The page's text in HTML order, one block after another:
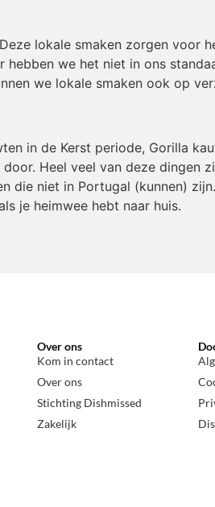
lokale smaken zorgen voor
we het niet in ons
we lokale smaken ook op
in de Kerst periode, Gorilla
Heel veel van deze dingen
die niet in Portugal (kunnen)
je heimwee hebt naar huis.
Over ons
Kom in contact
Over ons
Stichting Dishmissed
Zakelijk